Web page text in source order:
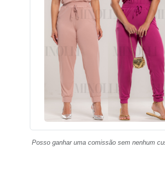
Posso ganhar uma comissão sem nenhum